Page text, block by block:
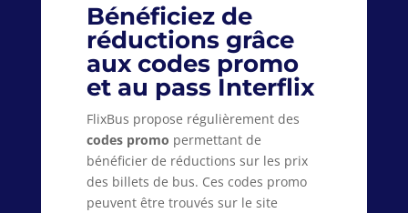
Bénéficiez de
réductions grâce
aux codes promo
et au pass Interflix
FlixBus propose régulièrement des
codes promo permettant de
bénéficier de réductions sur les prix
des billets de bus. Ces codes promo
peuvent être trouvés sur le site